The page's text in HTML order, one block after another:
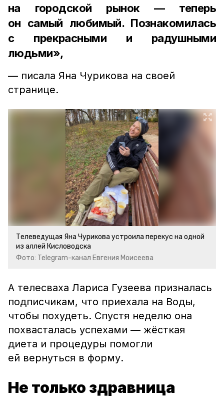
на городской рынок — теперь
он самый любимый. Познакомилась
с прекрасными и радушными
людьми»,
— писала Яна Чурикова на своей
странице.
Телеведущая Яна Чурикова устроила перекус на одной
из аллей Кисловодска
Фото: Telegram-канал Евгения Моисеева
А телесваха Лариса Гузеева призналась
подписчикам, что приехала на Воды,
чтобы похудеть. Спустя неделю она
похвасталась успехами — жёсткая
диета и процедуры помогли
ей вернуться в форму.
Не только здравница